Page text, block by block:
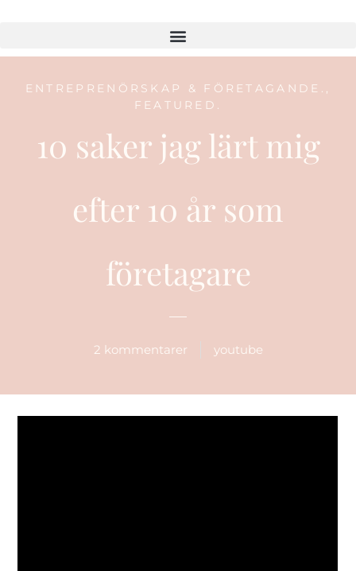
ENTREPRENÖRSKAP & FÖRETAGANDE. ,
FEATURED.
10 saker jag lärt mig
efter 10 år som
företagare
2 kommentarer youtube